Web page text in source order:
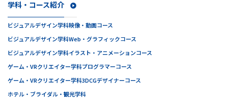
学科・コース紹介
ビジュアルデザイン学科映像・動画コース
ビジュアルデザイン学科Web・グラフィックコース
ビジュアルデザイン学科イラスト・アニメーションコース
ゲーム・VRクリエイター学科プログラマーコース
ゲーム・VRクリエイター学科3DCGデザイナーコース
ホテル・ブライダル・観光学科